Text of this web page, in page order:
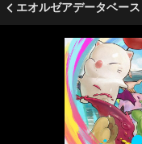
エオルゼアデータベース